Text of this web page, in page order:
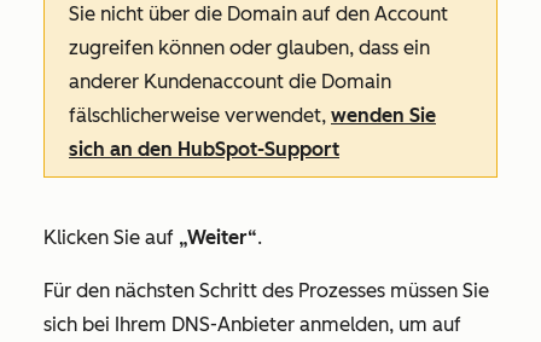
Sie nicht über die Domain auf den Account
zugreifen können oder glauben, dass ein
anderer Kundenaccount die Domain
fälschlicherweise verwendet, wenden Sie
sich an den HubSpot-Support
Klicken Sie auf „Weiter“.
Für den nächsten Schritt des Prozesses müssen Sie
sich bei Ihrem DNS-Anbieter anmelden, um auf